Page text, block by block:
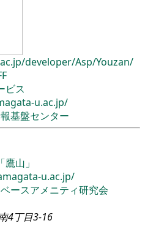
developer/Asp/Youzan/
ビス
u.ac.jp/
基盤センター
山」
u.ac.jp/
ースアメニティ研究会
4丁目3-16